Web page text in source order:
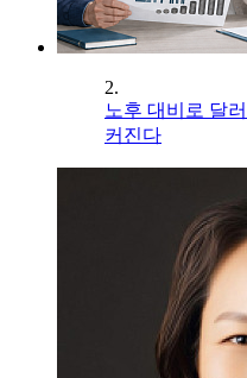
2.
노후 대비로 달
커진다